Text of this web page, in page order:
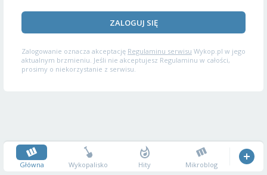
ZALOGUJ SIĘ
Zalogowanie oznacza akceptację Regulaminu serwisu Wykop.pl w jego
aktualnym brzmieniu. Jeśli nie akceptujesz Regulaminu w całości,
prosimy o niekorzystanie z serwisu.
Główna Wykopalisko Hity Mikroblog